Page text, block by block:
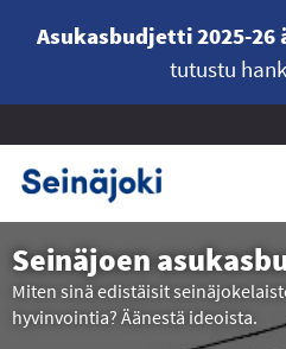
Asukasbudjetti 2025-
tutustu
Seinäjoen
Miten sinä edistäisit
hyvinvointia? Äänestä ideoista.